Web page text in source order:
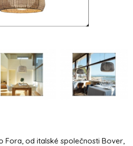
Fora, od italské společnosti Bover,